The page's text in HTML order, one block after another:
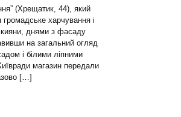
(Хрещатик, 44), який
харчування і
днями з фасаду
на загальний огляд
і білими ліпними
магазин передали
[…]